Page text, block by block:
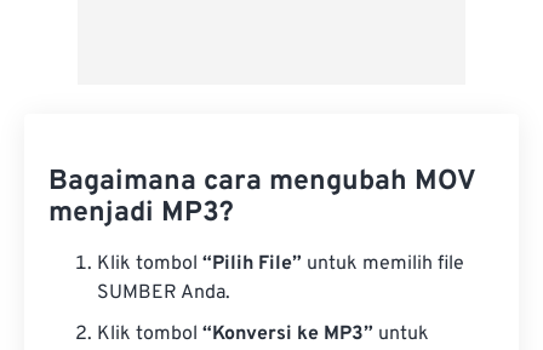
Bagaimana cara mengubah MOV
menjadi MP3?
Klik tombol “Pilih File” untuk memilih file
SUMBER Anda.
Klik tombol “Konversi ke MP3” untuk